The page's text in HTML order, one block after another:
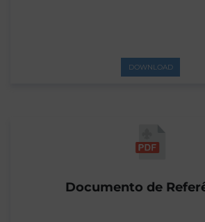
DOWNLOAD
Documento de